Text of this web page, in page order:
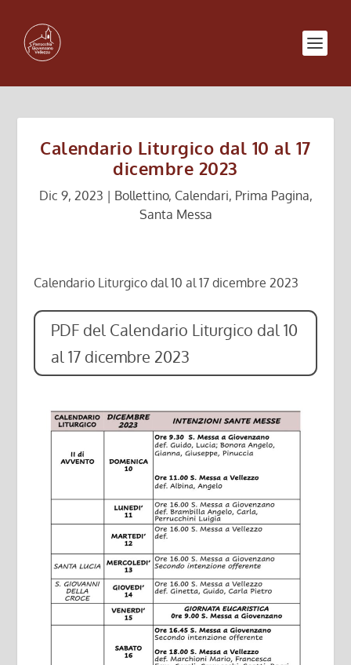
Calendario Liturgico dal 10 al 17
dicembre 2023
Dic 9, 2023 | Bollettino, Calendari, Prima Pagina,
Santa Messa
Calendario Liturgico dal 10 al 17 dicembre 2023
PDF del Calendario Liturgico dal 10
al 17 dicembre 2023